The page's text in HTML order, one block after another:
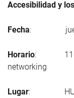
Accesibilidad y
Fecha: jueves,
Horario: 11h30
networking
Lugar: HUB de